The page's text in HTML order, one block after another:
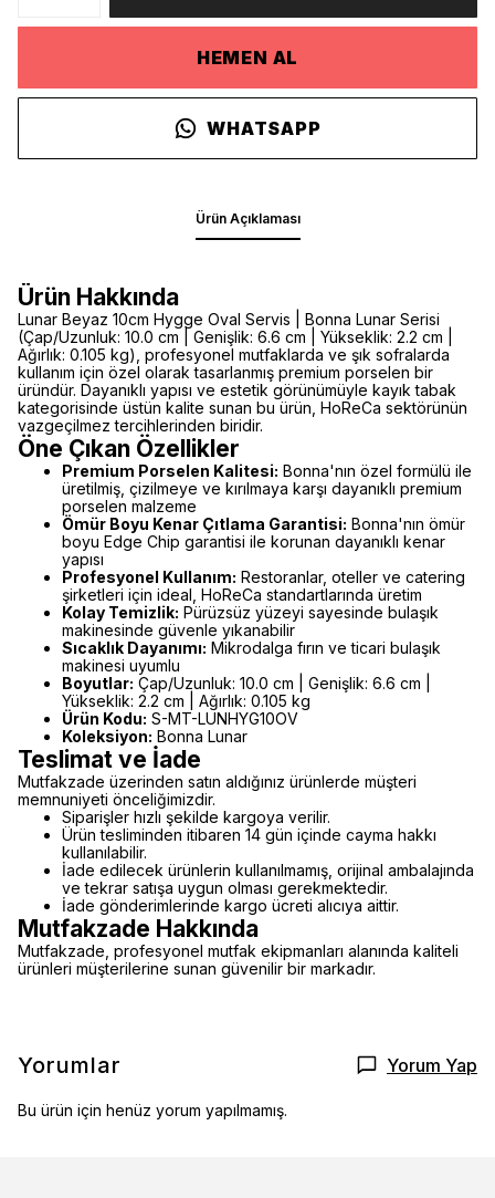
HEMEN AL
WHATSAPP
Ürün Açıklaması
Ürün Hakkında
Lunar Beyaz 10cm Hygge Oval Servis | Bonna Lunar Serisi
(Çap/Uzunluk: 10.0 cm | Genişlik: 6.6 cm | Yükseklik: 2.2 cm |
Ağırlık: 0.105 kg), profesyonel mutfaklarda ve şık sofralarda
kullanım için özel olarak tasarlanmış premium porselen bir
üründür. Dayanıklı yapısı ve estetik görünümüyle kayık tabak
kategorisinde üstün kalite sunan bu ürün, HoReCa sektörünün
vazgeçilmez tercihlerinden biridir.
Öne Çıkan Özellikler
Premium Porselen Kalitesi: Bonna'nın özel formülü ile
üretilmiş, çizilmeye ve kırılmaya karşı dayanıklı premium
porselen malzeme
Ömür Boyu Kenar Çıtlama Garantisi: Bonna'nın ömür
boyu Edge Chip garantisi ile korunan dayanıklı kenar
yapısı
Profesyonel Kullanım: Restoranlar, oteller ve catering
şirketleri için ideal, HoReCa standartlarında üretim
Kolay Temizlik: Pürüzsüz yüzeyi sayesinde bulaşık
makinesinde güvenle yıkanabilir
Sıcaklık Dayanımı: Mikrodalga fırın ve ticari bulaşık
makinesi uyumlu
Boyutlar: Çap/Uzunluk: 10.0 cm | Genişlik: 6.6 cm |
Yükseklik: 2.2 cm | Ağırlık: 0.105 kg
Ürün Kodu: S-MT-LUNHYG10OV
Koleksiyon: Bonna Lunar
Teslimat ve İade
Mutfakzade üzerinden satın aldığınız ürünlerde müşteri
memnuniyeti önceliğimizdir.
Siparişler hızlı şekilde kargoya verilir.
Ürün tesliminden itibaren 14 gün içinde cayma hakkı
kullanılabilir.
İade edilecek ürünlerin kullanılmamış, orijinal ambalajında
ve tekrar satışa uygun olması gerekmektedir.
İade gönderimlerinde kargo ücreti alıcıya aittir.
Mutfakzade Hakkında
Mutfakzade, profesyonel mutfak ekipmanları alanında kaliteli
ürünleri müşterilerine sunan güvenilir bir markadır.
Yorumlar Yorum Yap
Bu ürün için henüz yorum yapılmamış.